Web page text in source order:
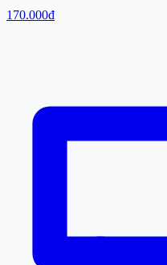
170.000đ